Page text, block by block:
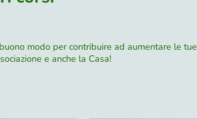
modo per contribuire ad aumentare le tue
e anche la Casa!